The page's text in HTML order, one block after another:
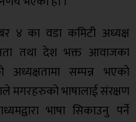
४ का वडा कमिटी अध्यक्ष
तथा देश भक्त आवाजका
सम्पन्न भएको
मगरहरुको भाषालाई संरक्षण
भाषा सिकाउनु पर्ने